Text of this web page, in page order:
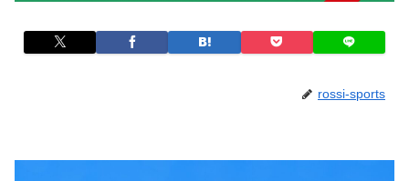
rossi-sports